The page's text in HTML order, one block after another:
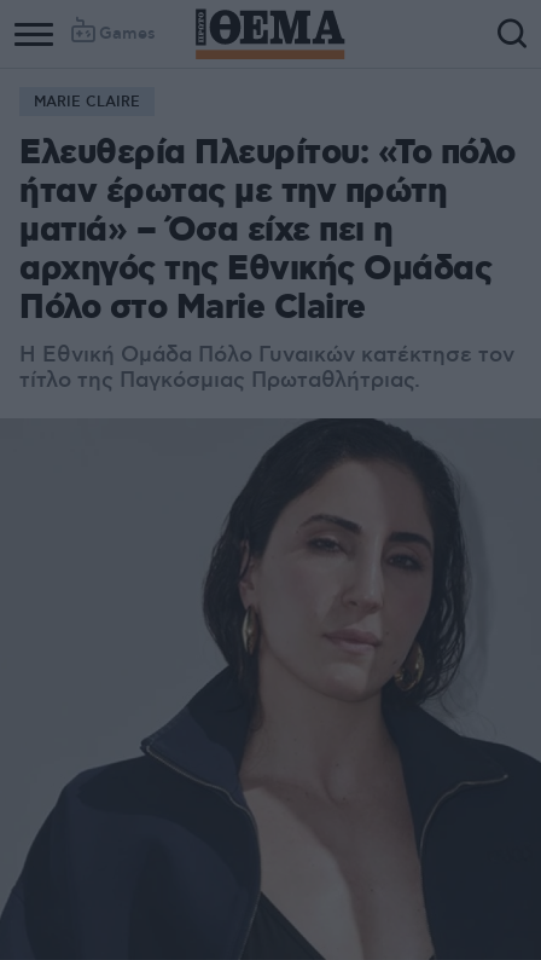
Games
MARIE CLAIRE
Ελευθερία Πλευρίτου: «Το πόλο
ήταν έρωτας με την πρώτη
ματιά» – Όσα είχε πει η
αρχηγός της Εθνικής Ομάδας
Πόλο στο Marie Claire
Η Εθνική Ομάδα Πόλο Γυναικών κατέκτησε τον
τίτλο της Παγκόσμιας Πρωταθλήτριας.